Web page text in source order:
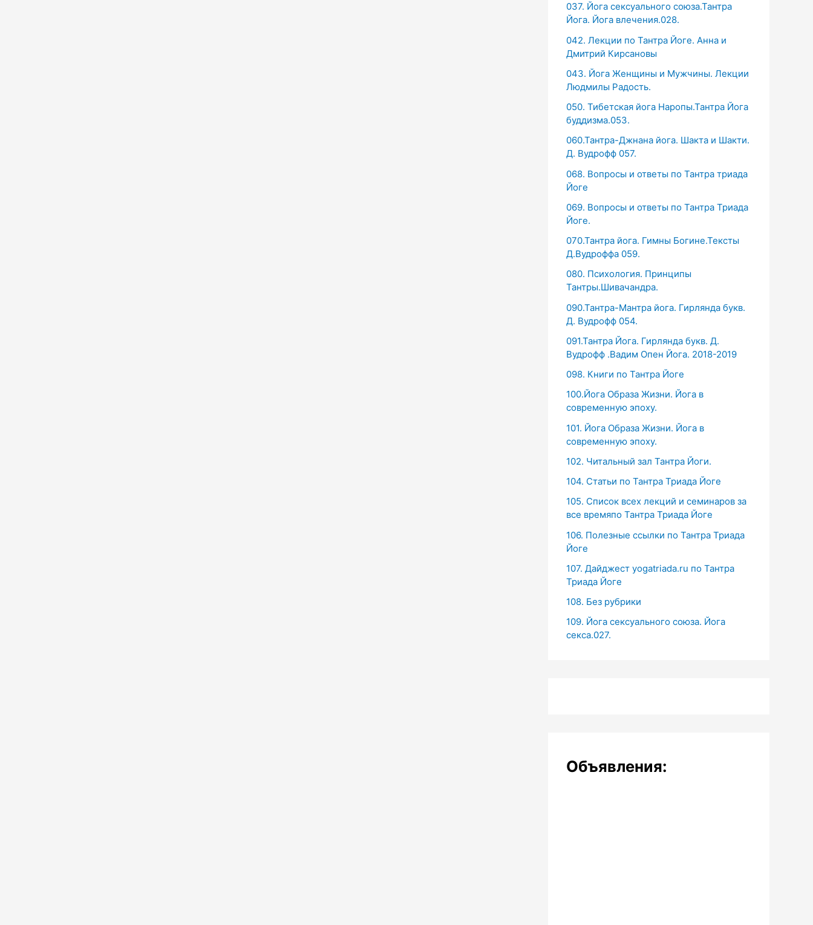
037. Йога сексуального союза.Тантра
Йога. Йога влечения.028.
042. Лекции по Тантра Йоге. Анна и
Дмитрий Кирсановы
043. Йога Женщины и Мужчины. Лекции
Людмилы Радость.
050. Тибетская йога Наропы.Тантра Йога
буддизма.053.
060.Тантра-Джнана йога. Шакта и Шакти.
Д. Вудрофф 057.
068. Вопросы и ответы по Тантра триада
Йоге
069. Вопросы и ответы по Тантра Триада
Йоге.
070.Тантра йога. Гимны Богине.Тексты
Д.Вудроффа 059.
080. Психология. Принципы
Тантры.Шивачандра.
090.Тантра-Мантра йога. Гирлянда букв.
Д. Вудрофф 054.
091.Тантра Йога. Гирлянда букв. Д.
Вудрофф .Вадим Опен Йога. 2018-2019
098. Книги по Тантра Йоге
100.Йога Образа Жизни. Йога в
современную эпоху.
101. Йога Образа Жизни. Йога в
современную эпоху.
102. Читальный зал Тантра Йоги.
104. Статьи по Тантра Триада Йоге
105. Список всех лекций и семинаров за
все времяпо Тантра Триада Йоге
106. Полезные ссылки по Тантра Триада
Йоге
107. Дайджест yogatriada.ru по Тантра
Триада Йоге
108. Без рубрики
109. Йога сексуального союза. Йога
секса.027.
Объявления: